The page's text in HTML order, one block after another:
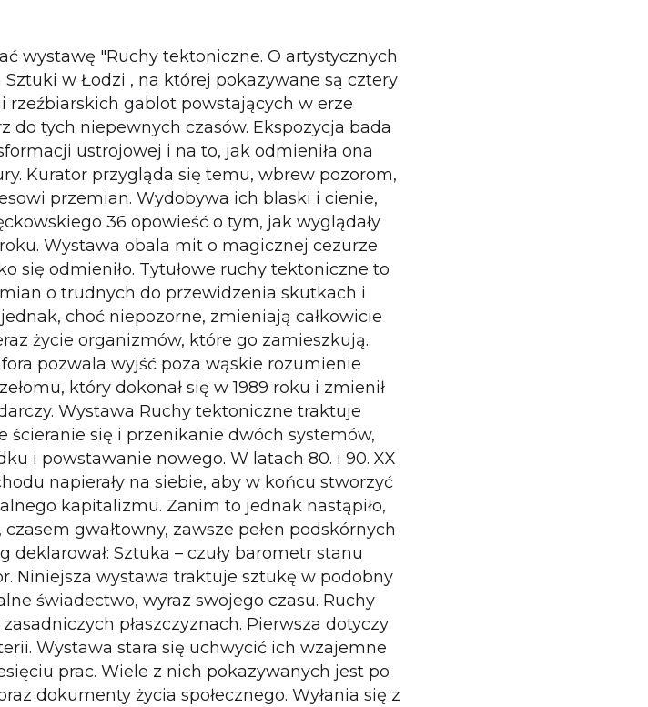
wystawę "Ruchy tektoniczne. O artystycznych
w Łodzi , na której pokazywane są cztery
rzeźbiarskich gablot powstających w erze
tych niepewnych czasów. Ekspozycja bada
ustrojowej i na to, jak odmieniła ona
Kurator przygląda się temu, wbrew pozorom,
przemian. Wydobywa ich blaski i cienie,
36 opowieść o tym, jak wyglądały
Wystawa obala mit o magicznej cezurze
się odmieniło. Tytułowe ruchy tektoniczne to
o trudnych do przewidzenia skutkach i
choć niepozorne, zmieniają całkowicie
życie organizmów, które go zamieszkują.
pozwala wyjść poza wąskie rozumienie
który dokonał się w 1989 roku i zmienił
Wystawa Ruchy tektoniczne traktuje
ścieranie się i przenikanie dwóch systemów,
i powstawanie nowego. W latach 80. i 90. XX
napierały na siebie, aby w końcu stworzyć
kapitalizmu. Zanim to jednak nastąpiło,
gwałtowny, zawsze pełen podskórnych
deklarował: Sztuka – czuły barometr stanu
Niniejsza wystawa traktuje sztukę w podobny
świadectwo, wyraz swojego czasu. Ruchy
płaszczyznach. Pierwsza dotyczy
Wystawa stara się uchwycić ich wzajemne
prac. Wiele z nich pokazywanych jest po
dokumenty życia społecznego. Wyłania się z